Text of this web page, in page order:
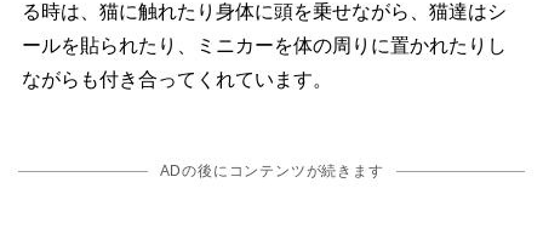
る時は、猫に触れたり身体に頭を乗せながら、猫達はシ
ールを貼られたり、ミニカーを体の周りに置かれたりし
ながらも付き合ってくれています。
ADの後にコンテンツが続きます